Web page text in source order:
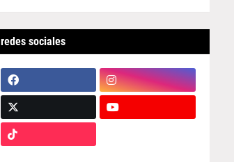
redes sociales